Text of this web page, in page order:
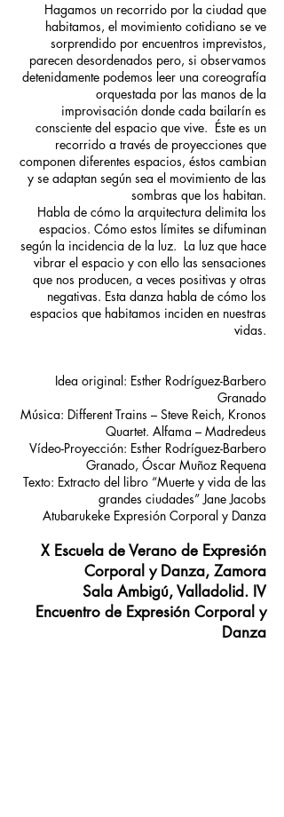
Hagamos un recorrido por la ciudad que
habitamos, el movimiento cotidiano se ve
sorprendido por encuentros imprevistos,
parecen desordenados pero, si observamos
detenidamente podemos leer una coreografía
orquestada por las manos de la
improvisación donde cada bailarín es
consciente del espacio que vive. Éste es un
recorrido a través de proyecciones que
componen diferentes espacios, éstos cambian
y se adaptan según sea el movimiento de las
sombras que los habitan.
Habla de cómo la arquitectura delimita los
espacios. Cómo estos límites se difuminan
según la incidencia de la luz. La luz que hace
vibrar el espacio y con ello las sensaciones
que nos producen, a veces positivas y otras
negativas. Esta danza habla de cómo los
espacios que habitamos inciden en nuestras
vidas.
Idea original: Esther Rodríguez-Barbero
Granado
Música: Different Trains – Steve Reich, Kronos
Quartet. Alfama – Madredeus
Vídeo-Proyección: Esther Rodríguez-Barbero
Granado, Óscar Muñoz Requena
Texto: Extracto del libro “Muerte y vida de las
grandes ciudades” Jane Jacobs
Atubarukeke Expresión Corporal y Danza
X Escuela de Verano de Expresión
Corporal y Danza, Zamora
Sala Ambigú, Valladolid. IV
Encuentro de Expresión Corporal y
Danza